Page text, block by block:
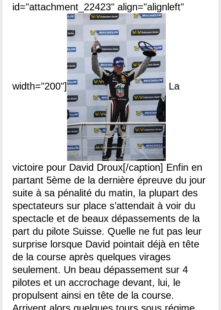
id="attachment_22423" align="alignleft"
width="200"] La
victoire pour David Droux[/caption] Enfin en
partant 5ème de la dernière épreuve du jour
suite à sa pénalité du matin, la plupart des
spectateurs sur place s’attendait à voir du
spectacle et de beaux dépassements de la
part du pilote Suisse. Quelle ne fut pas leur
surprise lorsque David pointait déjà en tête
de la course après quelques virages
seulement. Un beau dépassement sur 4
pilotes et un accrochage devant, lui, le
propulsent ainsi en tête de la course.
Arrivent alors quelques tours sous régime